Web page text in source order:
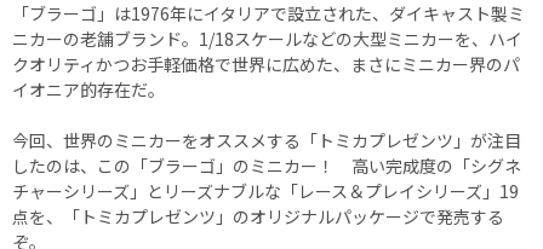
「ブラーゴ」は1976年にイタリアで設立された、ダイキャスト製ミ
ニカーの老舗ブランド。1/18スケールなどの大型ミニカーを、ハイ
クオリティかつお手軽価格で世界に広めた、まさにミニカー界のパ
イオニア的存在だ。
今回、世界のミニカーをオススメする「トミカプレゼンツ」が注目
したのは、この「ブラーゴ」のミニカー！ 高い完成度の「シグネ
チャーシリーズ」とリーズナブルな「レース＆プレイシリーズ」19
点を、「トミカプレゼンツ」のオリジナルパッケージで発売する
ぞ。